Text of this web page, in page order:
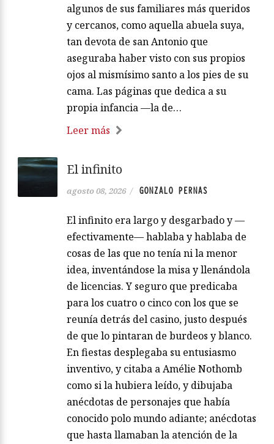
algunos de sus familiares más queridos
y cercanos, como aquella abuela suya,
tan devota de san Antonio que
aseguraba haber visto con sus propios
ojos al mismísimo santo a los pies de su
cama. Las páginas que dedica a su
propia infancia —la de…
Leer más
El infinito
agosto 08, 2026 / GONZALO PERNAS
El infinito era largo y desgarbado y —
efectivamente— hablaba y hablaba de
cosas de las que no tenía ni la menor
idea, inventándose la misa y llenándola
de licencias. Y seguro que predicaba
para los cuatro o cinco con los que se
reunía detrás del casino, justo después
de que lo pintaran de burdeos y blanco.
En fiestas desplegaba su entusiasmo
inventivo, y citaba a Amélie Nothomb
como si la hubiera leído, y dibujaba
anécdotas de personajes que había
conocido polo mundo adiante; anécdotas
que hasta llamaban la atención de la